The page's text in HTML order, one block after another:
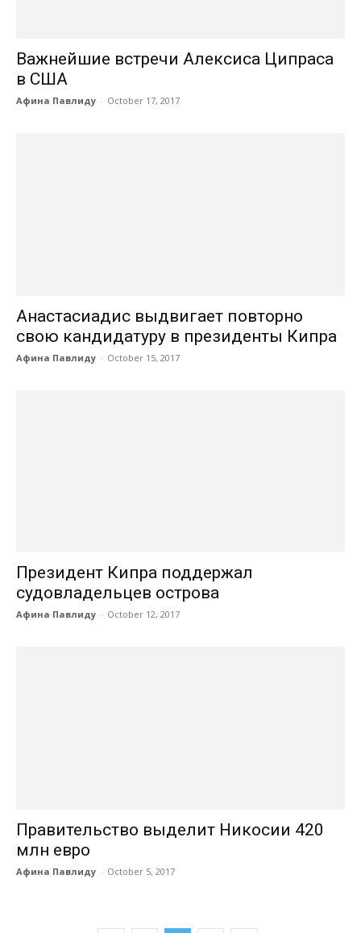
Важнейшие встречи Алексиса Ципраса
в США
Афина Павлиду - October 17, 2017
Анастасиадис выдвигает повторно
свою кандидатуру в президенты Кипра
Афина Павлиду - October 15, 2017
Президент Кипра поддержал
судовладельцев острова
Афина Павлиду - October 12, 2017
Правительство выделит Никосии 420
млн евро
Афина Павлиду - October 5, 2017